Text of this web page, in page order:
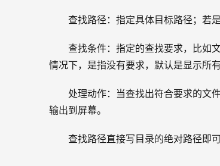
查找路径：指定具体目标路径；若
查找条件：指定的查找要求，比如
情况下，是指没有要求，默认是显示所有
处理动作：当查找出符合要求的文
输出到屏幕。
查找路径直接写目录的绝对路径即